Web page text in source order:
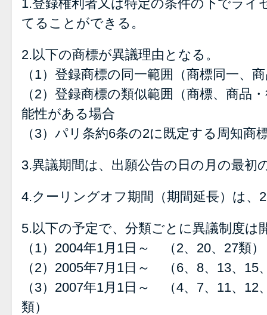
1.登録権利者又は特定の条件の下でライ
てることができる。
2.以下の商標が異議理由となる。
（1）登録商標の同一範囲（商標同一、
（2）登録商標の類似範囲（商標、商品
能性がある場合
（3）パリ条約6条の2に既定する周知商
3.異議期間は、出願公告の日の月の最初
4.クーリングオフ期間（期間延長）は、
5.以下の予定で、分類ごとに異議制度は
（1）2004年1月1日～ （2、20、27類）
（2）2005年7月1日～ （6、8、13、15
（3）2007年1月1日～ （4、7、11、12
類）